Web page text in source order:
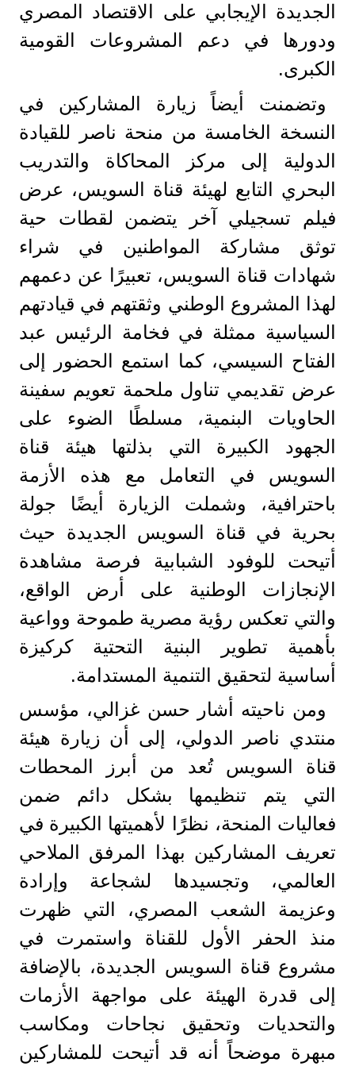
الجديدة الإيجابي على الاقتصاد المصري
ودورها في دعم المشروعات القومية
الكبرى.
وتضمنت أيضاً زيارة المشاركين في
النسخة الخامسة من منحة ناصر للقيادة
الدولية إلى مركز المحاكاة والتدريب
البحري التابع لهيئة قناة السويس، عرض
فيلم تسجيلي آخر يتضمن لقطات حية
توثق مشاركة المواطنين في شراء
شهادات قناة السويس، تعبيرًا عن دعمهم
لهذا المشروع الوطني وثقتهم في قيادتهم
السياسية ممثلة في فخامة الرئيس عبد
الفتاح السيسي، كما استمع الحضور إلى
عرض تقديمي تناول ملحمة تعويم سفينة
الحاويات البنمية، مسلطًا الضوء على
الجهود الكبيرة التي بذلتها هيئة قناة
السويس في التعامل مع هذه الأزمة
باحترافية، وشملت الزيارة أيضًا جولة
بحرية في قناة السويس الجديدة حيث
أتيحت للوفود الشبابية فرصة مشاهدة
الإنجازات الوطنية على أرض الواقع،
والتي تعكس رؤية مصرية طموحة وواعية
بأهمية تطوير البنية التحتية كركيزة
أساسية لتحقيق التنمية المستدامة.
ومن ناحيته أشار حسن غزالي، مؤسس
منتدي ناصر الدولي، إلى أن زيارة هيئة
قناة السويس تُعد من أبرز المحطات
التي يتم تنظيمها بشكل دائم ضمن
فعاليات المنحة، نظرًا لأهميتها الكبيرة في
تعريف المشاركين بهذا المرفق الملاحي
العالمي، وتجسيدها لشجاعة وإرادة
وعزيمة الشعب المصري، التي ظهرت
منذ الحفر الأول للقناة واستمرت في
مشروع قناة السويس الجديدة، بالإضافة
إلى قدرة الهيئة على مواجهة الأزمات
والتحديات وتحقيق نجاحات ومكاسب
مبهرة موضحاً أنه قد أتيحت للمشاركين